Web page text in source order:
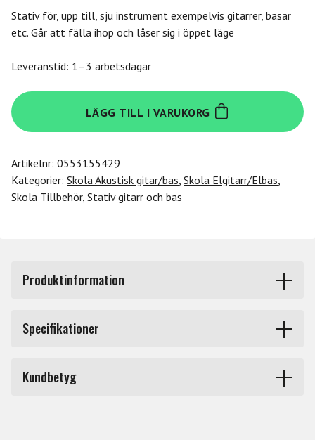
Stativ för, upp till, sju instrument exempelvis gitarrer, basar
etc. Går att fälla ihop och låser sig i öppet läge
Leveranstid: 1–3 arbetsdagar
Mp
Stand
Gitarrstativ
7
instrument
Gs
LÄGG TILL I VARUKORG
Artikelnr: 0553155429
Kategorier: Skola Akustisk gitar/bas, Skola Elgitarr/Elbas,
Skola Tillbehör, Stativ gitarr och bas
Produktinformation
basar etc. Stadigt och välbyggt stativ av lättmetall. Låt
fälla ihop och låser sig i öppet läge
Specifikationer
Kundbetyg